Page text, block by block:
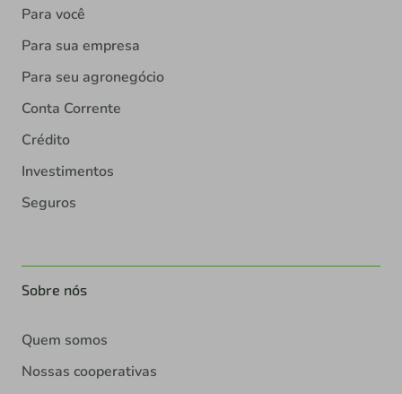
Para você
Para sua empresa
Para seu agronegócio
Conta Corrente
Crédito
Investimentos
Seguros
Sobre nós
Quem somos
Nossas cooperativas